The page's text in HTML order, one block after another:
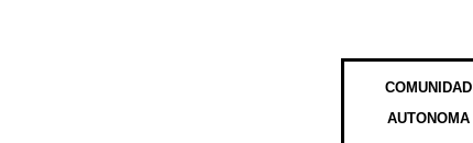
COMUNIDAD
AUTONOMA